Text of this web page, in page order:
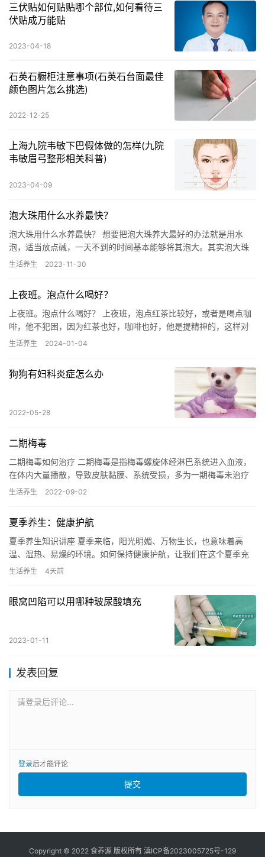
三伏贴如何贴贴哪个部位,如何看待三
伏贴成万能贴
2023-04-18
石英石橱柜注意事项(石英石台面最佳
颜色图片怎么挑选)
2022-12-25
上海九院韦敏下巴假体做的怎样(九院
韦敏眉弓整形相关科普)
2023-04-09
泡大珠用什么水养最快？
泡大珠用什么水养最快？ 想要把泡大珠养大最好的办法就是用水
泡，适当放点碱，一天不到的时间基本能够将其泡大。其实泡大珠
最先是用来养花的养分，因为泡大珠特殊的材质可以的缘故。可能
生活养生 2023-11-30
上夜班。泡点什么喝好？
上夜班。泡点什么喝好？ 上夜班，泡点红茶比较好，或者是喝点咖
啡，他不犯困，因为红茶也好，咖啡也好，他是提精神的，这样对
上夜班有一定的好处，不发困 学生上学可以泡点什么喝？ 为了身
生活养生 2024-01-04
狗狗有妇科炎症怎么办
2022-05-28
二期梅毒
二期梅毒如何治疗 二期梅毒是指梅毒螺旋体经淋巴系统进入血液，
在体内大量播散，导致皮肤黏膜、系统受损，多为一期梅毒未治疗
或者治疗不彻底所致。治疗梅毒时，通常以青霉素作为首选药物，
生活养生 2022-09-02
夏季养生：健康护航
夏季养生知识讲座 夏季来临，阳光明媚、万物生长，也意味着高
温、湿热、易燥的环境。如何保持健康护航，让我们在这个夏季充
满活力？本文将为您讲解夏季养生的知识和技巧，助您度过一个舒
生活养生 4天前
眼窝凹陷可以用哪种玻尿酸填充
2023-01-11
发表回复
请登录后评论...
登录后才能评论
提交
Copyright © 2022 食养源 版权所有 滇ICP备2023005725号-129